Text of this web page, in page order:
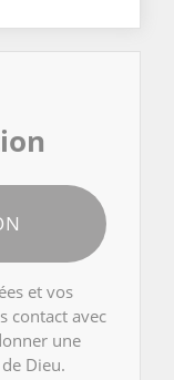
et vos
contact avec
une
Dieu.